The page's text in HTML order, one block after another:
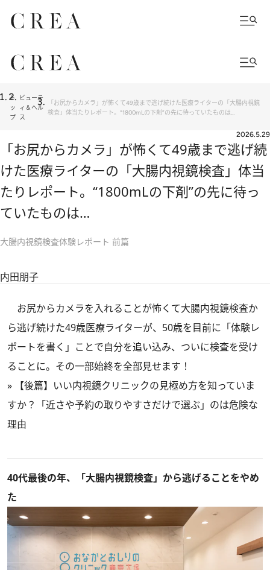
ト
ッ
プ
ビューテ
ィ＆ヘル
ス
「お尻からカメラ」が怖くて49歳まで逃げ続けた医療ライターの「大腸内視鏡
検査」体当たりレポート。“1800mLの下剤”の先に待っていたものは…
2026.5.29
「お尻からカメラ」が怖くて49歳まで逃げ続
けた医療ライターの「大腸内視鏡検査」体当
たりレポート。“1800mLの下剤”の先に待っ
ていたものは…
大腸内視鏡検査体験レポート 前篇
内田朋子
お尻からカメラを入れることが怖くて大腸内視鏡検査か
ら逃げ続けた49歳医療ライターが、50歳を目前に「体験レ
ポートを書く」ことで自分を追い込み、ついに検査を受け
ることに。その一部始終を全部見せます！
»
【後篇】いい内視鏡クリニックの見極め方を知っていま
すか？「近さや予約の取りやすさだけで選ぶ」のは危険な
理由
40代最後の年、「大腸内視鏡検査」から逃げることをやめ
た